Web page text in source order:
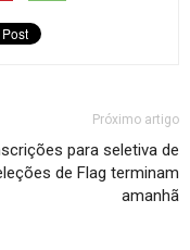
Próximo artigo
para seletiva de
de Flag terminam
amanhã